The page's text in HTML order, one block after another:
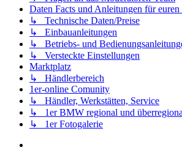
Daten Facts und Anleitungen für euren
↳ Technische Daten/Preise
↳ Einbauanleitungen
↳ Betriebs- und
↳ Versteckte Einstellungen
Marktplatz
↳ Händlerbereich
1er-online Comunity
↳ Händler, Werkstätten, Service
↳ 1er BMW regional und
↳ 1er Fotogalerie